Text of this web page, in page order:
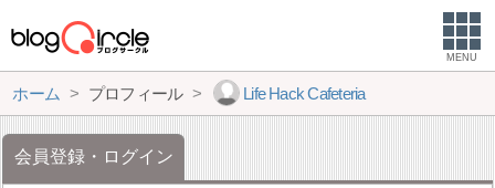
MENU
ホーム プロフィール Life Hack Cafeteria
会員登録・ログイン